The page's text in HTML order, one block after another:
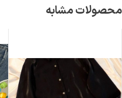
محصولات مشابه